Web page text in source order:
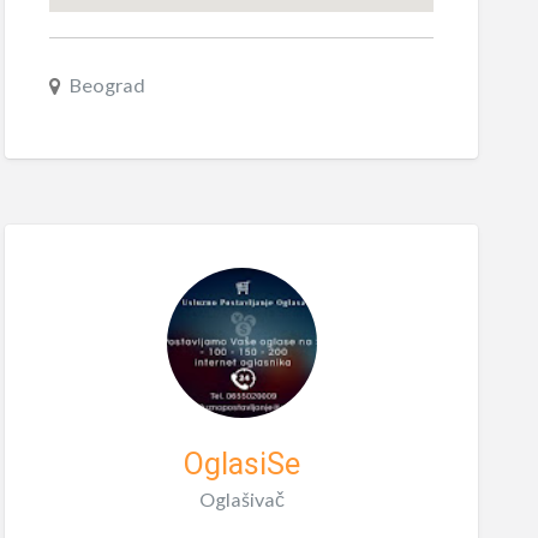
Beograd
OglasiSe
Oglašivač